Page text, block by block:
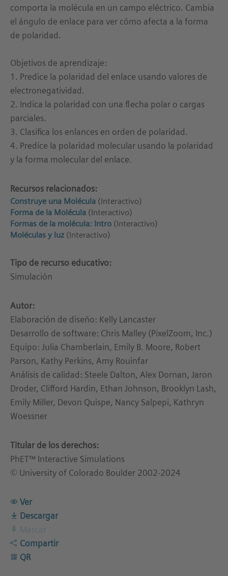
comporta la molécula en un campo eléctrico. Cambia
el ángulo de enlace para ver cómo afecta a la forma
de polaridad.
Objetivos de aprendizaje:
1. Predice la polaridad del enlace usando valores de
electronegatividad.
2. Indica la polaridad con una flecha polar o cargas
parciales.
3. Clasifica los enlances en orden de polaridad.
4. Predice la polaridad molecular usando la polaridad
y la forma molecular del enlace.
Recursos relacionados:
Construye una Molécula (Interactivo)
Forma de la Molécula (Interactivo)
Formas de la molécula: Intro (Interactivo)
Moléculas y luz (Interactivo)
Tipo de recurso educativo:
Simulación
Autor:
Elaboración de diseño: Kelly Lancaster
Desarrollo de software: Chris Malley (PixelZoom, Inc.)
Equipo: Julia Chamberlain, Emily B. Moore, Robert
Parson, Kathy Perkins, Amy Rouinfar
Análisis de calidad: Steele Dalton, Alex Dornan, Jaron
Droder, Clifford Hardin, Ethan Johnson, Brooklyn Lash,
Emily Miller, Devon Quispe, Nancy Salpepi, Kathryn
Woessner
Titular de los derechos:
PhET™ Interactive Simulations
© University of Colorado Boulder 2002-2024
Ver
Descargar
Compartir
QR